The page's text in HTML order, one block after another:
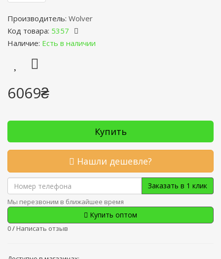
Производитель: Wolver
Код товара: 5357
Наличие: Есть в наличии
6069₴
Купить
Нашли дешевле?
Заказать в 1 клик
Мы перезвоним в ближайшее время
Купить оптом
0/ Написать отзыв